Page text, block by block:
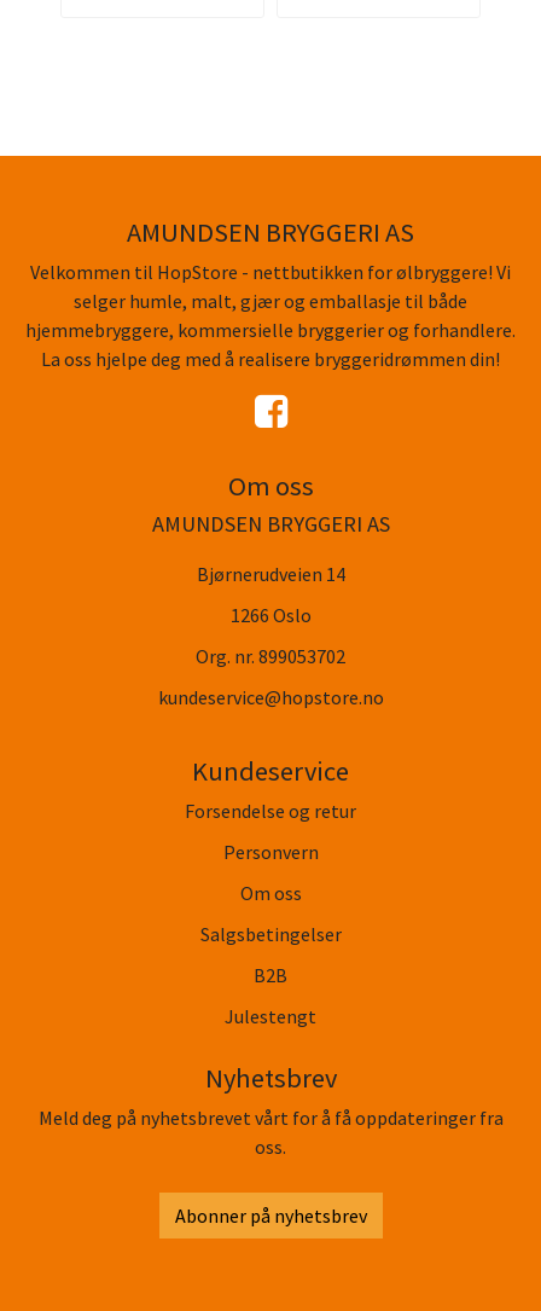
AMUNDSEN BRYGGERI AS
Velkommen til HopStore - nettbutikken for ølbryggere! Vi
selger humle, malt, gjær og emballasje til både
hjemmebryggere, kommersielle bryggerier og forhandlere.
La oss hjelpe deg med å realisere bryggeridrømmen din!
Om oss
AMUNDSEN BRYGGERI AS
Bjørnerudveien 14
1266 Oslo
Org. nr. 899053702
kundeservice@hopstore.no
Kundeservice
Forsendelse og retur
Personvern
Om oss
Salgsbetingelser
B2B
Julestengt
Nyhetsbrev
Meld deg på nyhetsbrevet vårt for å få oppdateringer fra
oss.
Abonner på nyhetsbrev